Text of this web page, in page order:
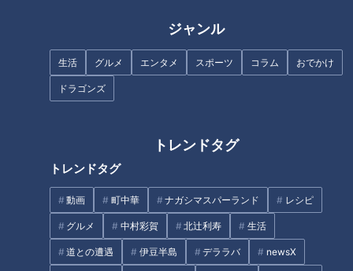
ジャンル
生活 グルメ エンタメ スポーツ コラム おでかけ
ドラゴンズ
トレンドタグ
トレンドタグ
動画 町中華 ナガシマスパーランド レシピ
グルメ 中村彩賀 北辻利寿 生活
道との遭遇 伊豆半島 デララバ newsX
つ「陸の豊かさも守ろう」を高
校生が実践 環境を守るための
「お願い」とは
タグ
愛知 近藤サト